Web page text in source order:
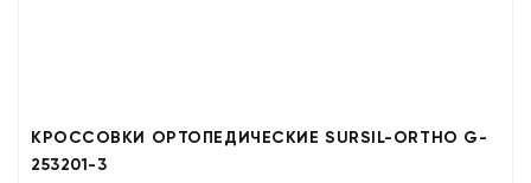
КРОССОВКИ ОРТОПЕДИЧЕСКИЕ SURSIL-ORTHO G-
253201-3